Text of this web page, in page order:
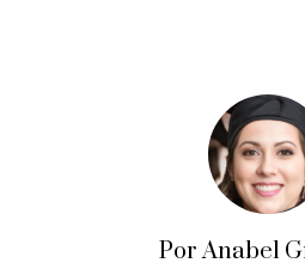
Por Anabel